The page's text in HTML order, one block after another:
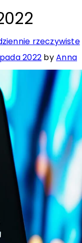
rzeczywiste
2022 byAnna